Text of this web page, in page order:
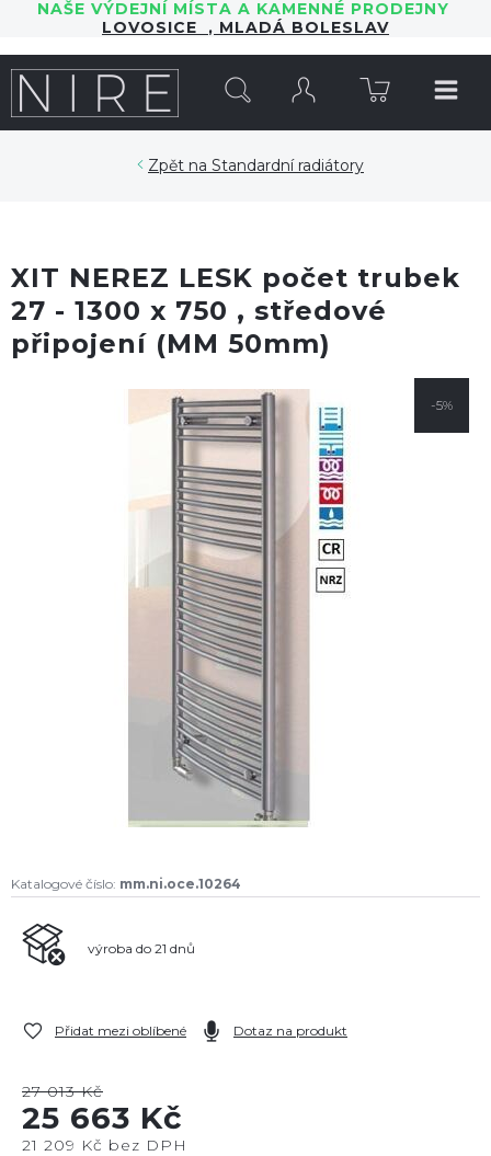
NAŠE VÝDEJNÍ MÍSTA A KAMENNÉ PRODEJNY
LOVOSICE , MLADÁ BOLESLAV
Standardní radiátory
XIT NEREZ LESK počet trubek
27 - 1300 x 750 , středové
připojení (MM 50mm)
-5%
Katalogové číslo: mm.ni.oce.10264
výroba do 21 dnů
Přidat mezi oblíbené Dotaz na produkt
27 013 Kč
25 663 Kč
21 209 Kč bez DPH